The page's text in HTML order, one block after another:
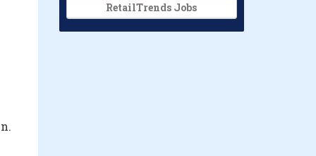
RetailTrends Jobs